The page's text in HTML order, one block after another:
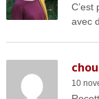
C’est
avec
10